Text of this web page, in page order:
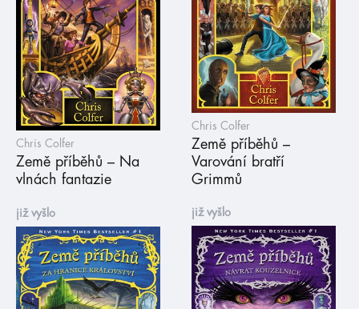
Chris Colfer
Země příběhů – Na
vlnách fantazie
Chris Colfer
Země příběhů –
Varování bratří
Grimmů
již vyšlo již vyšlo